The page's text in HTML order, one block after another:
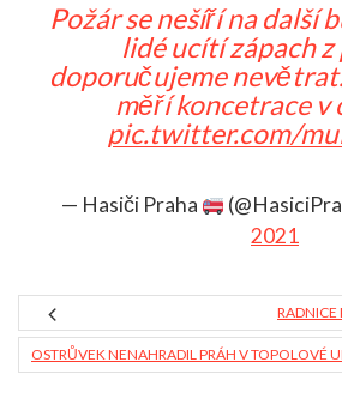
Požár se nešíří na další
lidé ucítí zápach z
doporučujeme
měří koncetrace v
pic.twitter.com/
— Hasiči Praha
2021
RADNICE
OSTRŮVEK NENAHRADIL PRÁH V TOPOLOVÉ